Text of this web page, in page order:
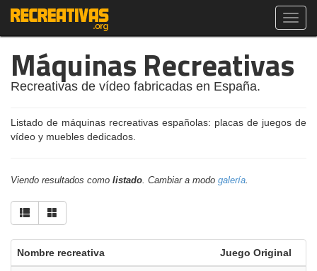
Máquinas Recreativas
Recreativas de vídeo fabricadas en España.
Listado de máquinas recreativas españolas: placas de juegos de
vídeo y muebles dedicados.
Viendo resultados como listado. Cambiar a modo galería.
Nombre recreativa Juego Original